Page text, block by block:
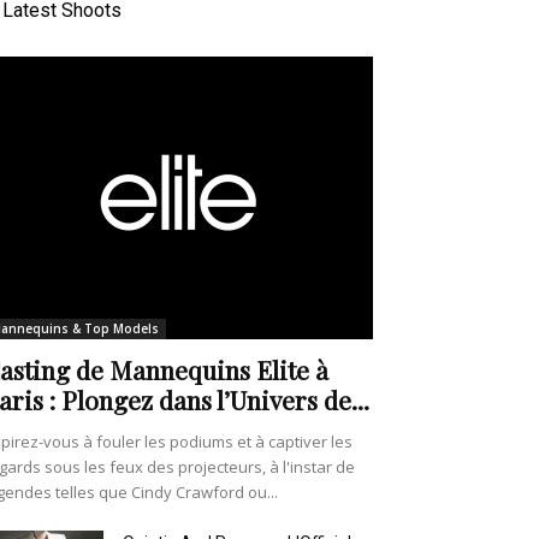
Latest Shoots
& Top Models
de Mannequins Elite à
: Plongez dans l’Univers de...
vous à fouler les podiums et à captiver les
sous les feux des projecteurs, à l'instar de
telles que Cindy Crawford ou...